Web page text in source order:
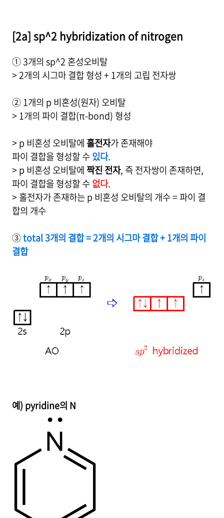
[2a] sp^2 hybridization of nitrogen
① 3개의 sp^2 혼성오비탈
> 2개의 시그마 결합 형성 + 1개의 고립 전자쌍
② 1개의 p 비혼성(원자) 오비탈
> 1개의 파이 결합(π-bond) 형성
> p 비혼성 오비탈에 홀전자가 존재해야
파이 결합을 형성할 수있다.
> p 비혼성 오비탈에 짝진 전자, 즉 전자쌍이 존재하면,
파이 결합을 형성할 수없다.
> 홀전자가 존재하는 p 비혼성 오비탈의 개수 = 파이 결
합의 개수
③total 3개의 결합 = 2개의 시그마 결합 + 1개의 파이
결합
예) pyridine의 N